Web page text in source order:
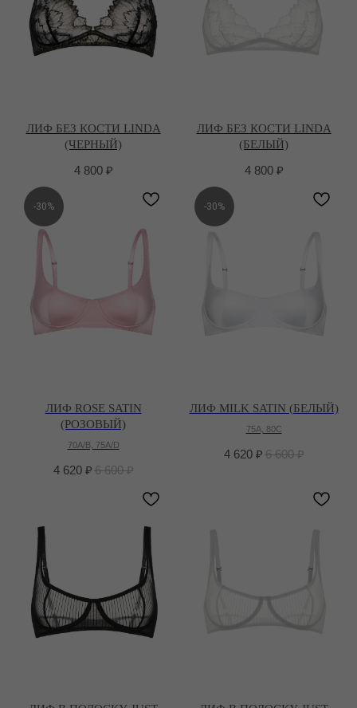
ЛИФ БЕЗ КОСТИ LINDA
(ЧЕРНЫЙ)
4 800 ₽
ЛИФ БЕЗ КОСТИ LINDA
(БЕЛЫЙ)
4 800 ₽
-30%
ЛИФ ROSE SATIN
(РОЗОВЫЙ)
70A/B, 75A/D
4 620 ₽ 6 600 ₽
-30%
ЛИФ MILK SATIN (БЕЛЫЙ)
75A, 80C
4 620 ₽ 6 600 ₽